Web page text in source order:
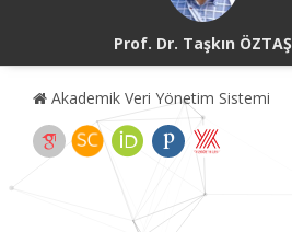
Prof. Dr. Taşkın ÖZTAŞ
Akademik Veri Yönetim Sistemi